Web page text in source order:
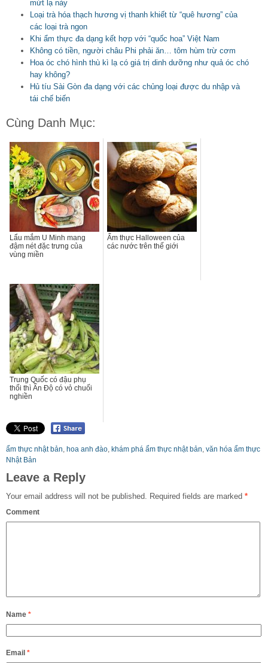
mứt lạ này
Loại trà hóa thạch hương vị thanh khiết từ “quê hương” của
các loại trà ngon
Khi ẩm thực đa dạng kết hợp với “quốc hoa” Việt Nam
Không có tiền, người châu Phi phải ăn… tôm hùm trừ cơm
Hoa óc chó hình thù kì lạ có giá trị dinh dưỡng như quả óc chó
hay không?
Hủ tíu Sài Gòn đa dạng với các chủng loại được du nhập và
tái chế biến
Cùng Danh Mục:
Lẩu mắm U Minh mang
đậm nét đặc trưng của
vùng miền
Ẩm thực Halloween của
các nước trên thế giới
Trung Quốc có đậu phụ
thối thì Ấn Độ có vỏ chuối
nghiền
ẩm thực nhật bản hoa anh đào khám phá ẩm thực nhật bản văn hóa ẩm thực
Nhật Bản
Leave a Reply
Your email address will not be published. Required fields are marked *
Comment
Name *
Email *